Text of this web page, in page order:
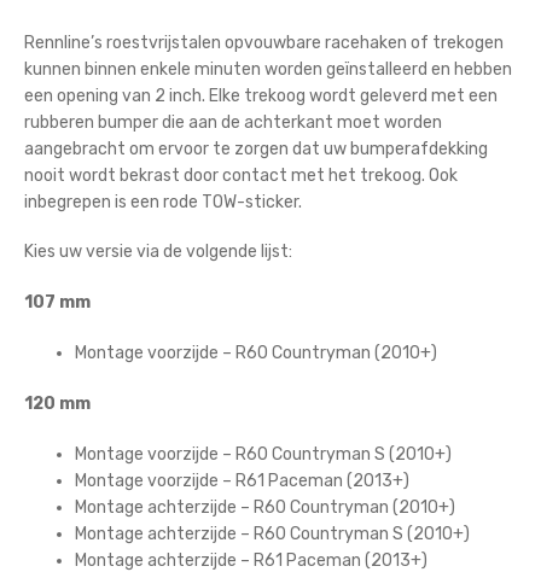
Rennline’s roestvrijstalen opvouwbare racehaken of trekogen
kunnen binnen enkele minuten worden geïnstalleerd en hebben
een opening van 2 inch. Elke trekoog wordt geleverd met een
rubberen bumper die aan de achterkant moet worden
aangebracht om ervoor te zorgen dat uw bumperafdekking
nooit wordt bekrast door contact met het trekoog. Ook
inbegrepen is een rode TOW-sticker.
Kies uw versie via de volgende lijst:
107 mm
Montage voorzijde – R60 Countryman (2010+)
120 mm
Montage voorzijde – R60 Countryman S (2010+)
Montage voorzijde – R61 Paceman (2013+)
Montage achterzijde – R60 Countryman (2010+)
Montage achterzijde – R60 Countryman S (2010+)
Montage achterzijde – R61 Paceman (2013+)